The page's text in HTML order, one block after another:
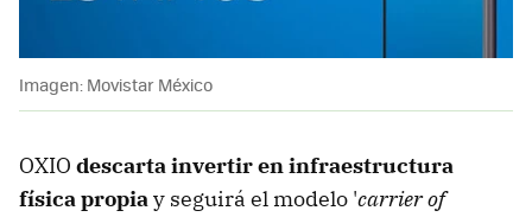
Imagen: Movistar México
OXIO descarta invertir en infraestructura
física propiay seguirá el modelo 'carrier of